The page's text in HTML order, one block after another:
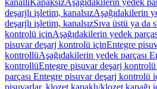
kanallıKapaksızAşağıdakilerin yedek
deşarjlı işletim, kanalsızAşağıdakilerin
deşarjlı işletim, kanalsızSıva üstü ya da
kontrolü içinAşağıdakilerin yedek
pisuvar deşarj kontrolü içinEntegre
kontrollüAşağıdakilerin yedek parçası
kontrollüEntegre pisuvar deşarj
parçası Entegre pisuvar deşarj kontrolü
pisuvarlar, klozet kapaklı/klozet kapağı